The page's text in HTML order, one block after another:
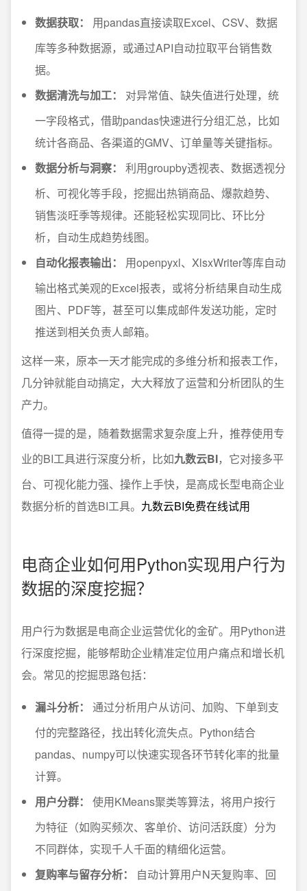
数据获取：
用pandas直接读取Excel、CSV、数据
库等多种数据源，或通过API自动拉取平台销售数
据。
数据清洗与加工：
对异常值、缺失值进行处理，统
一字段格式，借助pandas快速进行分组汇总，比如
统计各商品、各渠道的GMV、订单量等关键指标。
数据分析与洞察：
利用groupby透视表、数据透视分
析、可视化等手段，挖掘出热销商品、爆款趋势、
销售淡旺季等规律。还能轻松实现同比、环比分
析，自动生成趋势线图。
自动化报表输出：
用openpyxl、XlsxWriter等库自动
输出格式美观的Excel报表，或将分析结果自动生成
图片、PDF等，甚至可以集成邮件发送功能，定时
推送到相关负责人邮箱。
这样一来，原本一天才能完成的多维分析和报表工作，
几分钟就能自动搞定，大大释放了运营和分析团队的生
产力。
值得一提的是，随着数据需求复杂度上升，推荐使用专
业的BI工具进行深度分析，比如九数云BI，它对接多平
台、可视化能力强、操作上手快，是高成长型电商企业
数据分析的首选BI工具。 九数云BI免费在线试用
电商企业如何用Python实现用户行为
数据的深度挖掘？
用户行为数据是电商企业运营优化的金矿。用Python进
行深度挖掘，能够帮助企业精准定位用户痛点和增长机
会。常见的挖掘思路包括：
漏斗分析：
通过分析用户从访问、加购、下单到支
付的完整路径，找出转化流失点。Python结合
pandas、numpy可以快速实现各环节转化率的批量
计算。
用户分群：
使用KMeans聚类等算法，将用户按行
为特征（如购买频次、客单价、访问活跃度）分为
不同群体，实现千人千面的精细化运营。
复购率与留存分析：
自动计算用户N天复购率、回